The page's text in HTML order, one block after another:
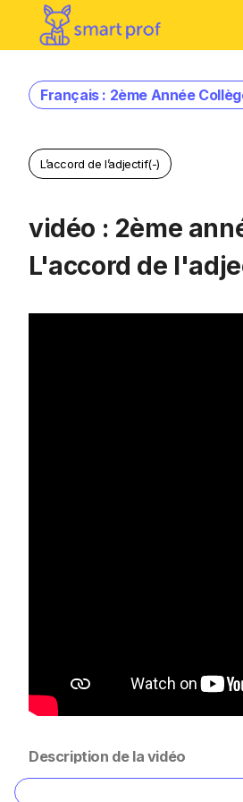
Français : 2ème Année
L’accord de l’adjectif(-)
vidéo : 2ème
L'accord de
Description de la vidéo